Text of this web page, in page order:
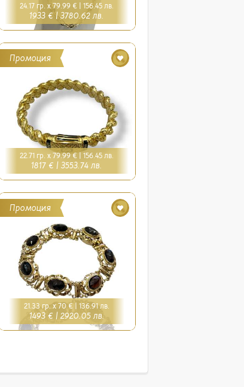
24.17 гр. x 79.99 € |156.45 лв.
1933 € |3780.62 лв.
Промоция
22.71 гр. x 79.99 € |156.45 лв.
1817 € |3553.74 лв.
Промоция
21.33 гр. x 70 € |136.91 лв.
1493 € | 2920.05 лв.